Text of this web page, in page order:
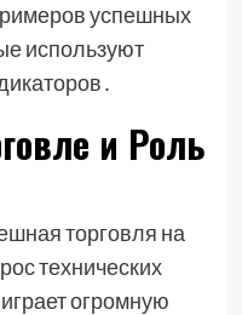
успешных
используют
и Роль
торговля на
технических
огромную